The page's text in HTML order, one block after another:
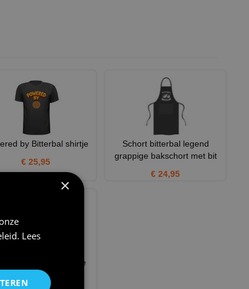
by Bitterbal shirtje
€ 25,95
Schort bitterbal legend
grappige bakschort met bit
€ 24,95
bitterbal met vlaggetje
€ 12,95
×
. Lees